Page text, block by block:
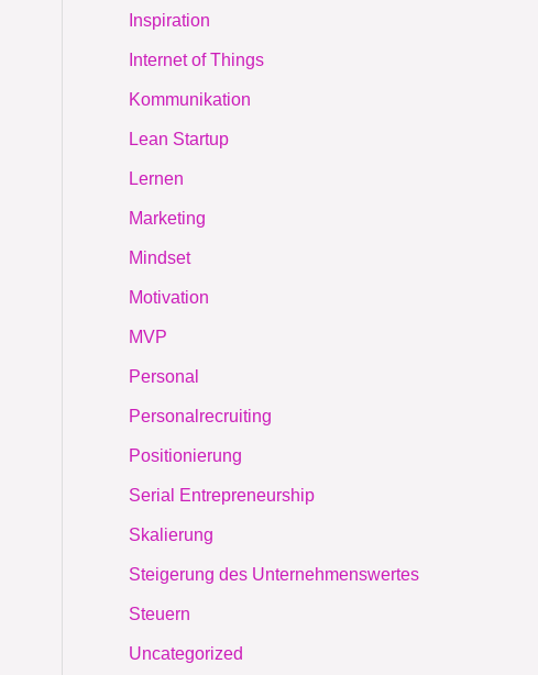
Inspiration
Internet of Things
Kommunikation
Lean Startup
Lernen
Marketing
Mindset
Motivation
MVP
Personal
Personalrecruiting
Positionierung
Serial Entrepreneurship
Skalierung
Steigerung des Unternehmenswertes
Steuern
Uncategorized